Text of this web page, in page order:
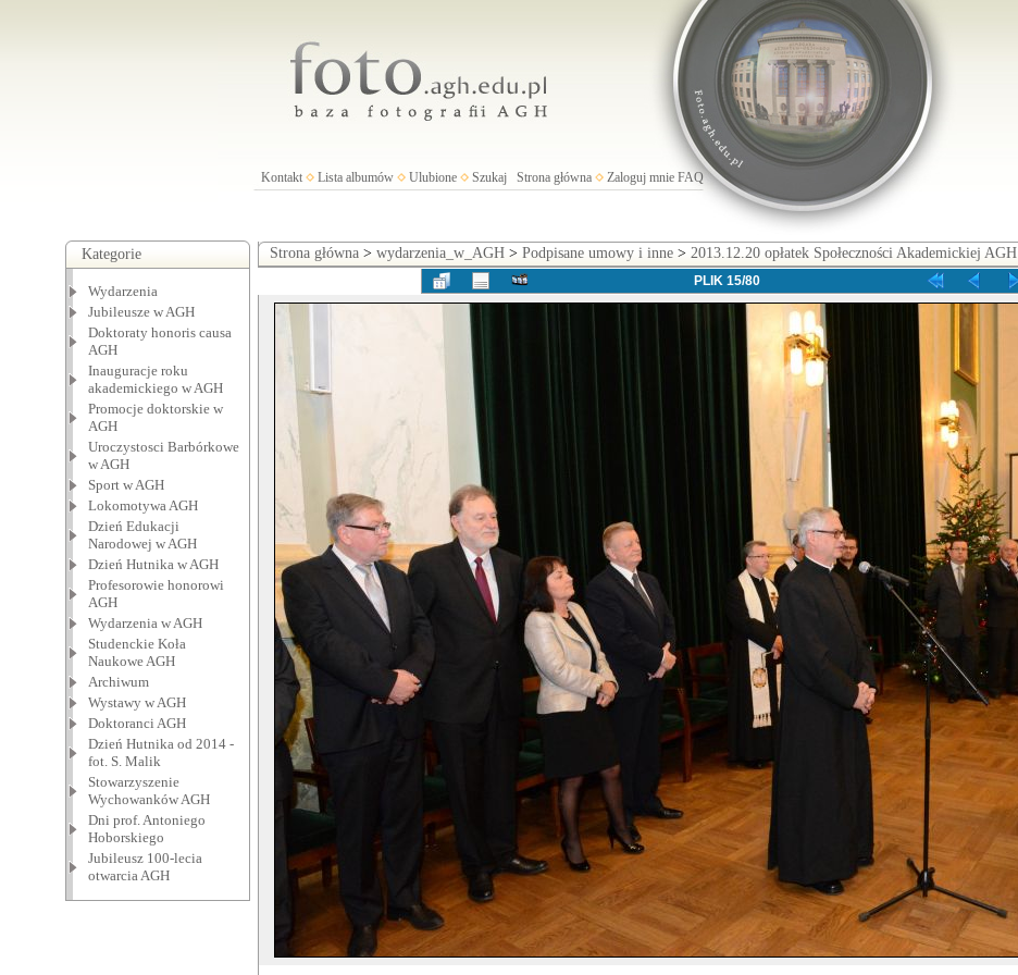
Kontakt Lista albumów Ulubione Szukaj Strona główna Zaloguj mnie FAQ
Kategorie
Wydarzenia
Jubileusze w AGH
Doktoraty honoris causa
AGH
Inauguracje roku
akademickiego w AGH
Promocje doktorskie w
AGH
Uroczystosci Barbórkowe
w AGH
Sport w AGH
Lokomotywa AGH
Dzień Edukacji
Narodowej w AGH
Dzień Hutnika w AGH
Profesorowie honorowi
AGH
Wydarzenia w AGH
Studenckie Koła
Naukowe AGH
Archiwum
Wystawy w AGH
Doktoranci AGH
Dzień Hutnika od 2014 -
fot. S. Malik
Stowarzyszenie
Wychowanków AGH
Dni prof. Antoniego
Hoborskiego
Jubileusz 100-lecia
otwarcia AGH
Strona główna> wydarzenia_w_AGH> Podpisane umowy i inne> 2013.12.20 opłatek Społeczności Akademickiej AGH
PLIK 15/80